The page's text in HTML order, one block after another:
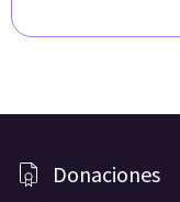
Donaciones